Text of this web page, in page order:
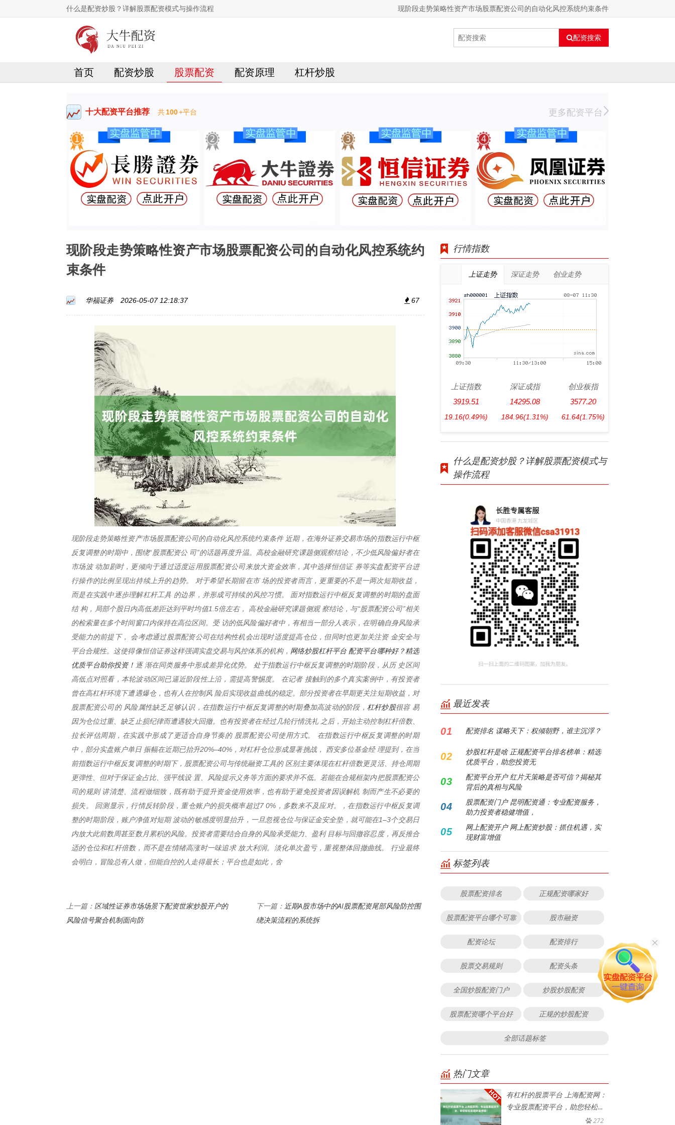
什么是配资炒股？详解股票配资模式与操作流程 现阶段走势策略性资产市场股票配资公司的自动化风控系统约束条件
配资搜索
首页 配资炒股 股票配资 配资原理 杠杆炒股
十大配资平台推荐 共100+平台 更多配资平台
现阶段走势策略性资产市场股票配资公司的自动化风控系统约
束条件
华福证券 2026-05-07 12:18:37 67
现阶段走势策略性资产市场股票配资公司的自动化风控系统约束条件 近期，在海外证券交易市场的指数运行中枢
反复调整的时期中，围绕“股票配资公 司”的话题再度升温。高校金融研究课题侧观察结论，不少低风险偏好者在
市场波 动加剧时，更倾向于通过适度运用股票配资公司来放大资金效率，其中选择恒信证 券等实盘配资平台进
行操作的比例呈现出持续上升的趋势。 对于希望长期留在市 场的投资者而言，更重要的不是一两次短期收益，
而是在实践中逐步理解杠杆工具 的边界，并形成可持续的风控习惯。 面对指数运行中枢反复调整的时期的盘面
结 构，局部个股日内高低差距达到平时均值1.5倍左右， 高校金融研究课题侧观 察结论，与“股票配资公司”相关
的检索量在多个时间窗口内保持在高位区间。受 访的低风险偏好者中，有相当一部分人表示，在明确自身风险承
受能力的前提下， 会考虑通过股票配资公司在结构性机会出现时适度提高仓位，但同时也更加关注资 金安全与
平台合规性。这使得像恒信证券这样强调实盘交易与风控体系的机构， 网络炒股杠杆平台 配资平台哪种好？精选
优质平台助你投资！ 逐 渐在同类服务中形成差异化优势。 处于指数运行中枢反复调整的时期阶段，从历 史区间
高低点对照看，本轮波动区间已逼近阶段性上沿，需提高警惕度。 在记者 接触到的多个真实案例中，有投资者
曾在高杠杆环境下遭遇爆仓，也有人在控制风 险后实现收益曲线的稳定。部分投资者在早期更关注短期收益，对
股票配资公司的 风险属性缺乏足够认识，在指数运行中枢反复调整的时期叠加高波动的阶段， 杠杆炒股很容 易
因为仓位过重、缺乏止损纪律而遭遇较大回撤。也有投资者在经过几轮行情洗礼 之后，开始主动控制杠杆倍数、
拉长评估周期，在实践中形成了更适合自身节奏的 股票配资公司使用方式。 在指数运行中枢反复调整的时期
中，部分实盘账户单日 振幅在近期已抬升20%–40%，对杠杆仓位形成显著挑战， 西安多位基金经 理提到，在当
前指数运行中枢反复调整的时期下，股票配资公司与传统融资工具的 区别主要体现在杠杆倍数更灵活、持仓周期
更弹性、但对于保证金占比、强平线设 置、风险提示义务等方面的要求并不低。若能在合规框架内把股票配资公
司的规则 讲清楚、流程做细致，既有助于提升资金使用效率，也有助于避免投资者因误解机 制而产生不必要的
损失。 回测显示，行情反转阶段，重仓账户的损失概率超过7 0%，多数来不及应对。，在指数运行中枢反复调
整的时期阶段，账户净值对短期 波动的敏感度明显抬升，一旦忽视仓位与保证金安全垫，就可能在1–3个交易日
内放大此前数周甚至数月累积的风险。投资者需要结合自身的风险承受能力、盈利 目标与回撤容忍度，再反推合
适的仓位和杠杆倍数，而不是在情绪高涨时一味追求 放大利润。淡化单次盈亏，重视整体回撤曲线。 行业最终
会明白，冒险总有人做，但能自控的人走得最长；平台也是如此，舍
上一篇： 区域性证券市场场景下配资世家炒股开户的
风险信号聚合机制面向防
下一篇： 近期A股市场中的AI股票配资尾部风险防控围
绕决策流程的系统拆
行情指数
上证走势 深证走势 创业走势
上证指数
3919.51
19.16(0.49%)
深证成指
14295.08
184.96(1.31%)
创业板指
3577.20
61.64(1.75%)
什么是配资炒股？详解股票配资模式与
操作流程
最近发表
01 配资排名 谋略天下：权倾朝野，谁主沉浮？
02
炒股杠杆是啥 正规配资平台排名榜单：精选
优质平台，助您投资无
03
配资平台开户 红片天策略是否可信？揭秘其
背后的真相与风险
04
股票配资门户 昆明配资通：专业配资服务，
助力投资者稳健增值，
05
网上配资开户 网上配资炒股：抓住机遇，实
现财富增值
标签列表
股票配资排名 正规配资哪家好
股票配资平台哪个可靠 股市融资
配资论坛 配资排行
股票交易规则 配资头条
全国炒股配资门户 炒股炒股配资
股票配资哪个平台好 正规的炒股配资
全部话题标签
热门文章
有杠杆的股票平台 上海配资网：
专业股票配资平台，助您轻松实
272